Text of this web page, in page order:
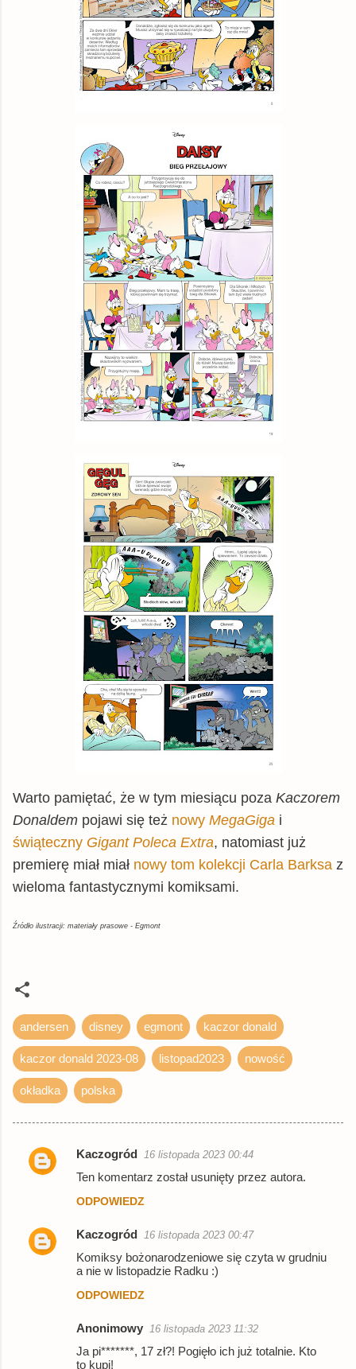
Warto pamiętać, że w tym miesiącu poza Kaczorem
Donaldem pojawi się też nowy MegaGiga i
świąteczny Gigant Poleca Extra, natomiast już
premierę miał miał nowy tom kolekcji Carla Barksa z
wieloma fantastycznymi komiksami.
Źródło ilustracji: materiały prasowe - Egmont
andersen disney egmont kaczor donald
kaczor donald 2023-08 listopad2023 nowość
okładka polska
K
e
n
Kaczogród 16 listopada 2023 00:44
Ten komentarz został usunięty przez autora.
ODPOWIEDZ
Kaczogród 16 listopada 2023 00:47
Komiksy bożonarodzeniowe się czyta w grudniu
a nie w listopadzie Radku :)
ODPOWIEDZ
Anonimowy 16 listopada 2023 11:32
Ja pi*******, 17 zł?! Pogięło ich już totalnie. Kto
to kupi!